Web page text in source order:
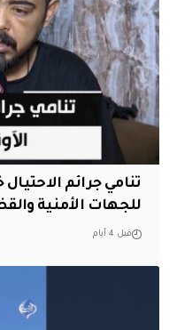
تنامي جرائم الاحتيال
للجهات الأمنية
قبل 4 أيام